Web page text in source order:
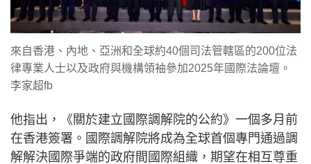
來自香港、內地、亞洲和全球約40個司法管轄區的200位法
律專業人士以及政府與機構領袖參加2025年國際法論壇。
李家超fb
他指出，《關於建立國際調解院的公約》一個多月前
在香港簽署。國際調解院將成為全球首個專門通過調
解解決國際爭端的政府間國際組織，期望在相互尊重